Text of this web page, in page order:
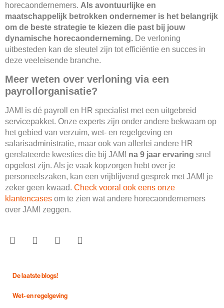
horecaondernemers. Als avontuurlijke en
maatschappelijk betrokken ondernemer is het belangrijk
om de beste strategie te kiezen die past bij jouw
dynamische horecaonderneming. De verloning
uitbesteden kan de sleutel zijn tot efficiëntie en succes in
deze veeleisende branche.
Meer weten over verloning via een
payrollorganisatie?
JAM! is dé payroll en HR specialist met een uitgebreid
servicepakket. Onze experts zijn onder andere bekwaam op
het gebied van verzuim, wet- en regelgeving en
salarisadministratie, maar ook van allerlei andere HR
gerelateerde kwesties die bij JAM! na 9 jaar ervaring snel
opgelost zijn. Als je vaak kopzorgen hebt over je
personeelszaken, kan een vrijblijvend gesprek met JAM! je
zeker geen kwaad. Check vooral ook eens onze
klantencases om te zien wat andere horecaondernemers
over JAM! zeggen.
De laatste blogs!
Wet- en regelgeving